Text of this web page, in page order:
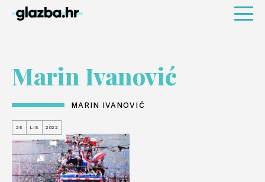
Marin Ivanović
MARIN IVANOVIĆ
26 LIS 2022